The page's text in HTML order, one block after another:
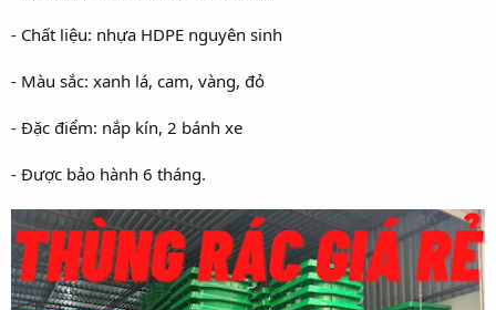
- Chất liệu: nhựa HDPE nguyên sinh
- Màu sắc: xanh lá, cam, vàng, đỏ
- Đặc điểm: nắp kín, 2 bánh xe
- Được bảo hành 6 tháng.